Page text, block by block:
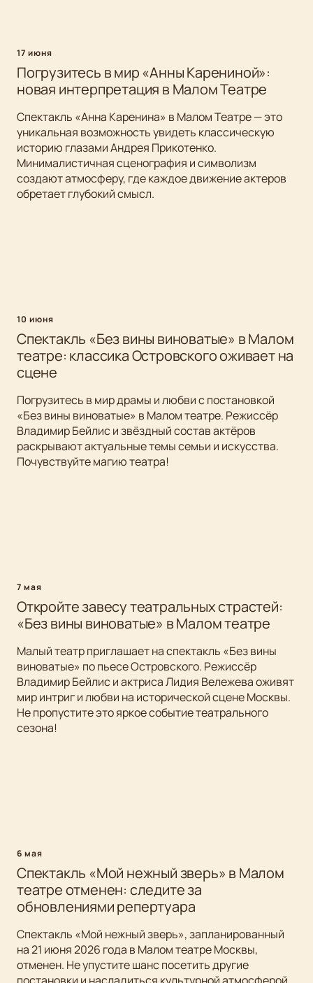
17 июня
Погрузитесь в мир «Анны Карениной»:
новая интерпретация в Малом Театре
Спектакль «Анна Каренина» в Малом Театре — это
уникальная возможность увидеть классическую
историю глазами Андрея Прикотенко.
Минималистичная сценография и символизм
создают атмосферу, где каждое движение актеров
обретает глубокий смысл.
10 июня
Спектакль «Без вины виноватые» в Малом
театре: классика Островского оживает на
сцене
Погрузитесь в мир драмы и любви с постановкой
«Без вины виноватые» в Малом театре. Режиссёр
Владимир Бейлис и звёздный состав актёров
раскрывают актуальные темы семьи и искусства.
Почувствуйте магию театра!
7 мая
Откройте завесу театральных страстей:
«Без вины виноватые» в Малом театре
Малый театр приглашает на спектакль «Без вины
виноватые» по пьесе Островского. Режиссёр
Владимир Бейлис и актриса Лидия Вележева оживят
мир интриг и любви на исторической сцене Москвы.
Не пропустите это яркое событие театрального
сезона!
6 мая
Спектакль «Мой нежный зверь» в Малом
театре отменен: следите за
обновлениями репертуара
Спектакль «Мой нежный зверь», запланированный
на 21 июня 2026 года в Малом театре Москвы,
отменен. Не упустите шанс посетить другие